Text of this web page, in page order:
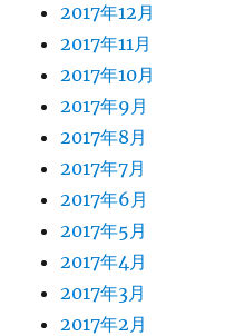
2017年12月
2017年11月
2017年10月
2017年9月
2017年8月
2017年7月
2017年6月
2017年5月
2017年4月
2017年3月
2017年2月